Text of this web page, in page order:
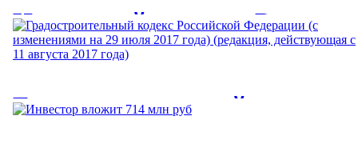
Ипотечный рынок в России
оживает
России оживает быстрее, чем...
Градостроительный кодекс